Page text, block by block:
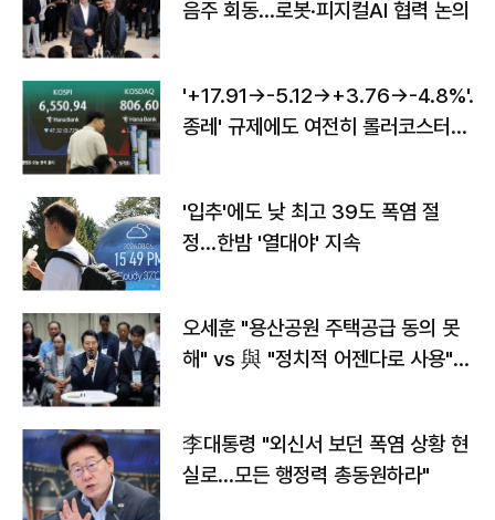
음주 회동…로봇·피지컬AI 협력 논의
'+17.91→-5.12→+3.76→-4.8%'…'
종레' 규제에도 여전히 롤러코스터
'입추'에도 낮 최고 39도 폭염 절
정…한밤 '열대야' 지속
오세훈 "용산공원 주택공급 동의 못
해" vs 與 "정치적 어젠다로 사용"
李대통령 "외신서 보던 폭염 상황 현
실로…모든 행정력 총동원하라"